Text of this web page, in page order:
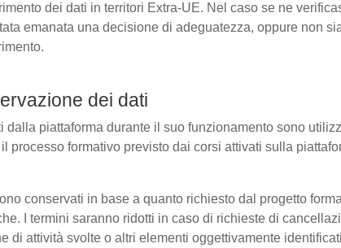
dei dati in territori Extra-UE. Nel caso se ne
emanata una decisione di adeguatezza, oppure non
dei dati
dalla piattaforma durante il suo funzionamento sono
processo formativo previsto dai corsi attivati sulla
conservati in base a quanto richiesto dal progetto
I termini saranno ridotti in caso di richieste di
di attività svolte o altri elementi oggettivamente